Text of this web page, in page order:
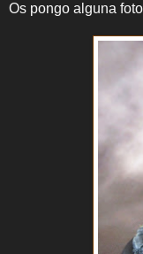
Os pongo alguna